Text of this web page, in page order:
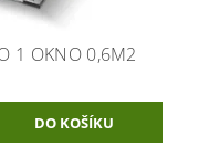
1 OKNO 0,6M2